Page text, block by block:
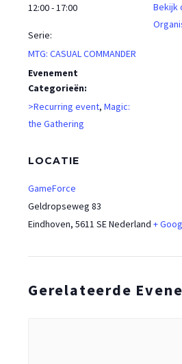
12:00 - 17:00
Serie:
MTG: CASUAL COMMANDER
Evenement
Categorieën:
>Recurring event, Magic:
the Gathering
LOCATIE
GameForce
Geldropseweg 83
Eindhoven, 5611 SENederland +
Bekijk
Gerelateerde